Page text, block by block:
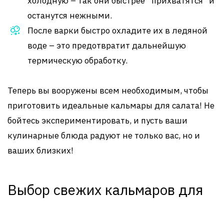
останутся нежными.
После варки быстро охладите их в ледяной
воде – это предотвратит дальнейшую
термическую обработку.
Теперь вы вооружены всем необходимым, чтобы
приготовить идеальные кальмары для салата! Не
бойтесь экспериментировать, и пусть ваши
кулинарные блюда радуют не только вас, но и
ваших близких!
Выбор свежих кальмаров для